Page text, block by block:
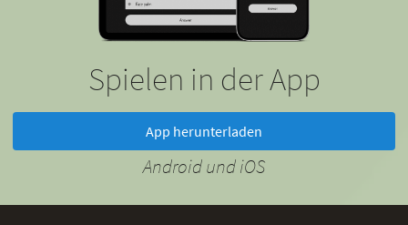
Spielen in der App
App herunterladen
Android und iOS